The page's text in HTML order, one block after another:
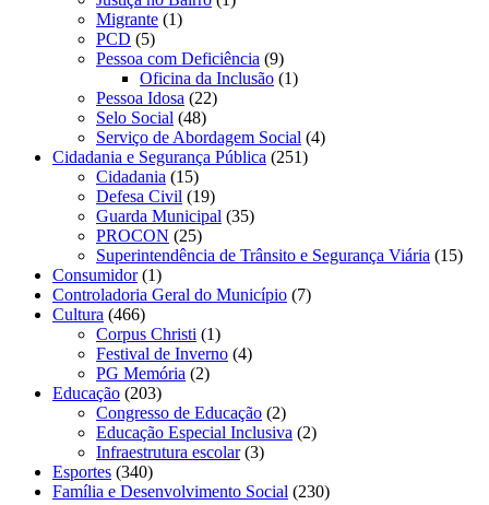
Migrante (1)
PCD (5)
Pessoa com Deficiência (9)
Oficina da Inclusão (1)
Pessoa Idosa (22)
Selo Social (48)
Serviço de Abordagem Social (4)
Cidadania e Segurança Pública (251)
Cidadania (15)
Defesa Civil (19)
Guarda Municipal (35)
PROCON (25)
Superintendência de Trânsito e Segurança Viária (15)
Consumidor(1)
Controladoria Geral do Município (7)
Cultura (466)
Corpus Christi (1)
Festival de Inverno (4)
PG Memória (2)
Educação (203)
Congresso de Educação (2)
Educação Especial Inclusiva (2)
Infraestrutura escolar(3)
Esportes (340)
Família e Desenvolvimento Social (230)